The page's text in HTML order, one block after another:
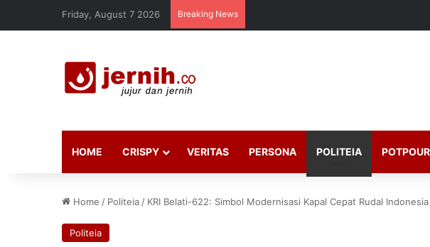
Friday, August 7 2026 Breaking News
HOME CRISPY VERITAS PERSONA POLITEIA
Home / Politeia / KRI Belati-622: Simbol Modernisasi Kapal Cepat Rudal Indonesia
Politeia